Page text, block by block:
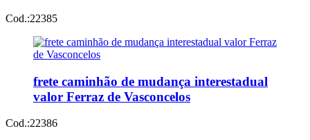
Cod.:22385
frete caminhão de mudança interestadual
valor Ferraz de Vasconcelos
Cod.:22386